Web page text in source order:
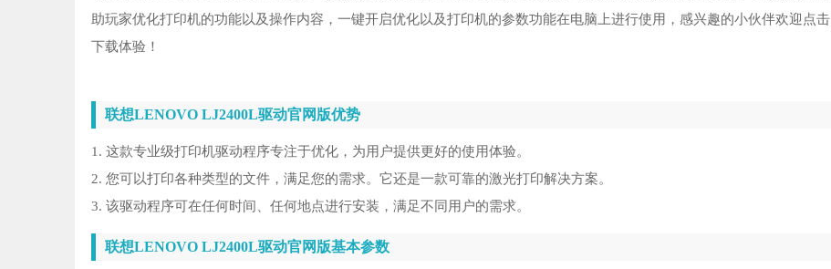
助玩家优化打印机的功能以及操作内容，一键开启优化以及打印机的参数功能在电脑上进行使用，感兴趣的小伙伴欢迎点击
下载体验！
联想LENOVO LJ2400L驱动官网版优势
1. 这款专业级打印机驱动程序专注于优化，为用户提供更好的使用体验。
2. 您可以打印各种类型的文件，满足您的需求。它还是一款可靠的激光打印解决方案。
3. 该驱动程序可在任何时间、任何地点进行安装，满足不同用户的需求。
联想LENOVO LJ2400L驱动官网版基本参数